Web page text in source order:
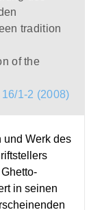
tradition
of the
16/1-2 (2008)
und Werk des
in seinen